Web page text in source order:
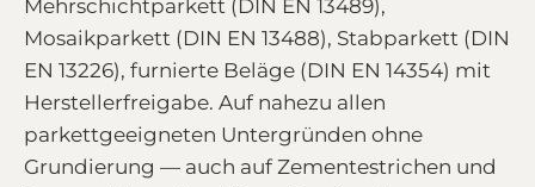
Mehrschichtparkett (DIN EN 13489),
Mosaikparkett (DIN EN 13488), Stabparkett (DIN
EN 13226), furnierte Beläge (DIN EN 14354) mit
Herstellerfreigabe. Auf nahezu allen
parkettgeeigneten Untergründen ohne
Grundierung — auch auf Zementestrichen und